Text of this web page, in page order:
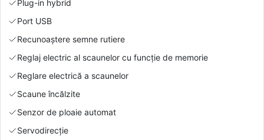
Plug-in hybrid
Port USB
Recunoaștere semne rutiere
Reglaj electric al scaunelor cu funcție de memorie
Reglare electrică a scaunelor
Scaune încălzite
Senzor de ploaie automat
Servodirecție